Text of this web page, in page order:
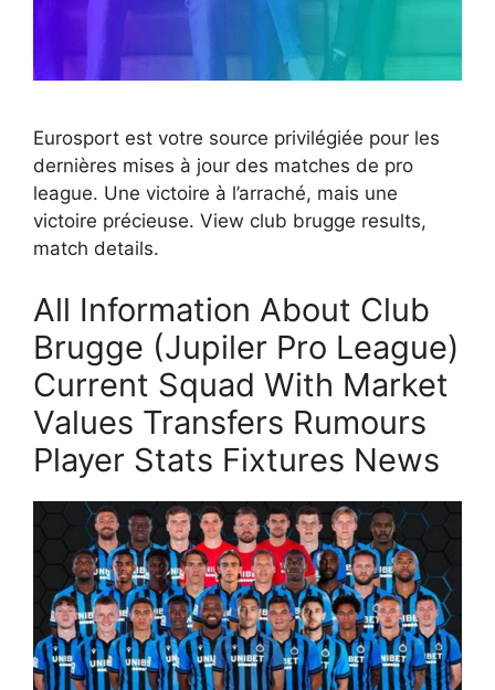
Eurosport est votre source privilégiée pour les
dernières mises à jour des matches de pro
league. Une victoire à l’arraché, mais une
victoire précieuse. View club brugge results,
match details.
All Information About Club
Brugge (Jupiler Pro League)
Current Squad With Market
Values Transfers Rumours
Player Stats Fixtures News